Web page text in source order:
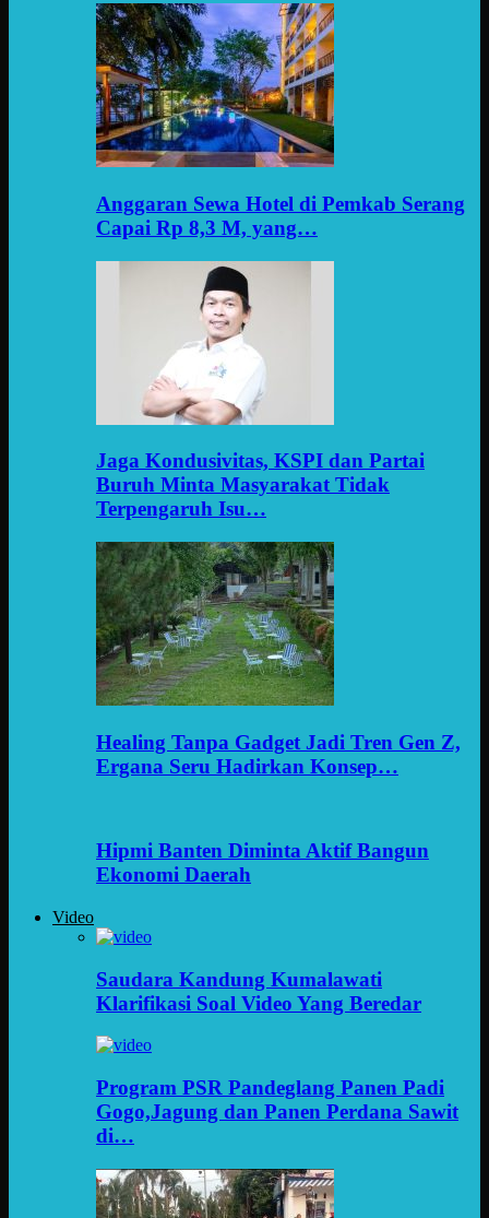
Anggaran Sewa Hotel di Pemkab Serang
Capai Rp 8,3 M, yang…
Jaga Kondusivitas, KSPI dan Partai
Buruh Minta Masyarakat Tidak
Terpengaruh Isu…
Healing Tanpa Gadget Jadi Tren Gen Z,
Ergana Seru Hadirkan Konsep…
Hipmi Banten Diminta Aktif Bangun
Ekonomi Daerah
Video
Saudara Kandung Kumalawati
Klarifikasi Soal Video Yang Beredar
Program PSR Pandeglang Panen Padi
Gogo,Jagung dan Panen Perdana Sawit
di…